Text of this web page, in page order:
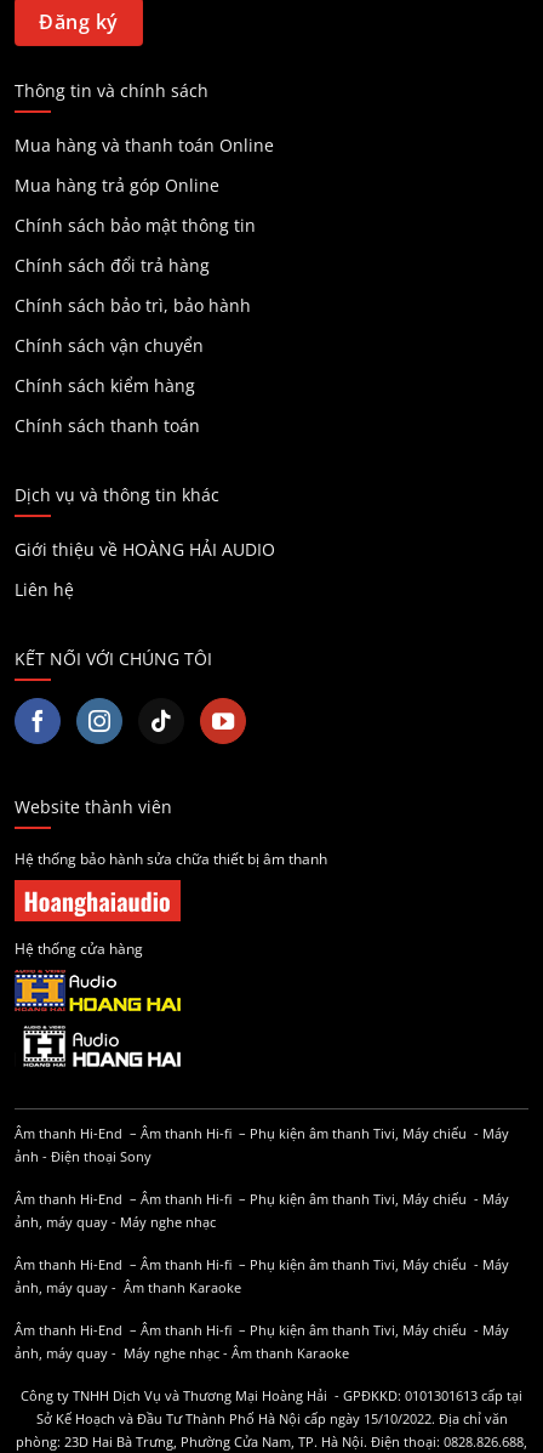
Thông tin và chính sách
Mua hàng và thanh toán Online
Mua hàng trả góp Online
Chính sách bảo mật thông tin
Chính sách đổi trả hàng
Chính sách bảo trì, bảo hành
Chính sách vận chuyển
Chính sách kiểm hàng
Chính sách thanh toán
Dịch vụ và thông tin khác
Giới thiệu về HOÀNG HẢI AUDIO
Liên hệ
KẾT NỐI VỚI CHÚNG TÔI
Website thành viên
Hệ thống bảo hành sửa chữa thiết bị âm thanh
Hệ thống cửa hàng
Âm thanh Hi-End – Âm thanh Hi-fi – Phụ kiện âm thanh Tivi, Máy chiếu - Máy
ảnh - Điện thoại Sony
Âm thanh Hi-End – Âm thanh Hi-fi – Phụ kiện âm thanh Tivi, Máy chiếu - Máy
ảnh, máy quay - Máy nghe nhạc
Âm thanh Hi-End – Âm thanh Hi-fi – Phụ kiện âm thanh Tivi, Máy chiếu - Máy
ảnh, máy quay - Âm thanh Karaoke
Âm thanh Hi-End – Âm thanh Hi-fi – Phụ kiện âm thanh Tivi, Máy chiếu - Máy
ảnh, máy quay - Máy nghe nhạc - Âm thanh Karaoke
Công ty TNHH Dịch Vụ và Thương Mại Hoàng Hải - GPĐKKD: 0101301613 cấp tại
Sở Kế Hoạch và Đầu Tư Thành Phố Hà Nội cấp ngày 15/10/2022. Địa chỉ văn
phòng: 23D Hai Bà Trưng, Phường Cửa Nam, TP. Hà Nội. Điện thoại: 0828.826.688,